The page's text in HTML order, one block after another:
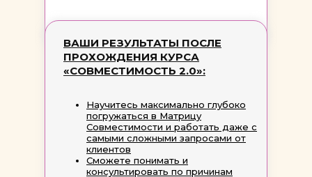
ВАШИ РЕЗУЛЬТАТЫ ПОСЛЕ
ПРОХОЖДЕНИЯ КУРСА
«СОВМЕСТИМОСТЬ 2.0»:
Научитесь максимально глубоко
погружаться в Матрицу
Совместимости и работать даже с
самыми сложными запросами от
клиентов
Сможете понимать и
консультировать по причинам